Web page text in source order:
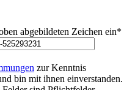
abgebildeten Zeichen ein*
zur Kenntnis
bin mit ihnen einverstanden.